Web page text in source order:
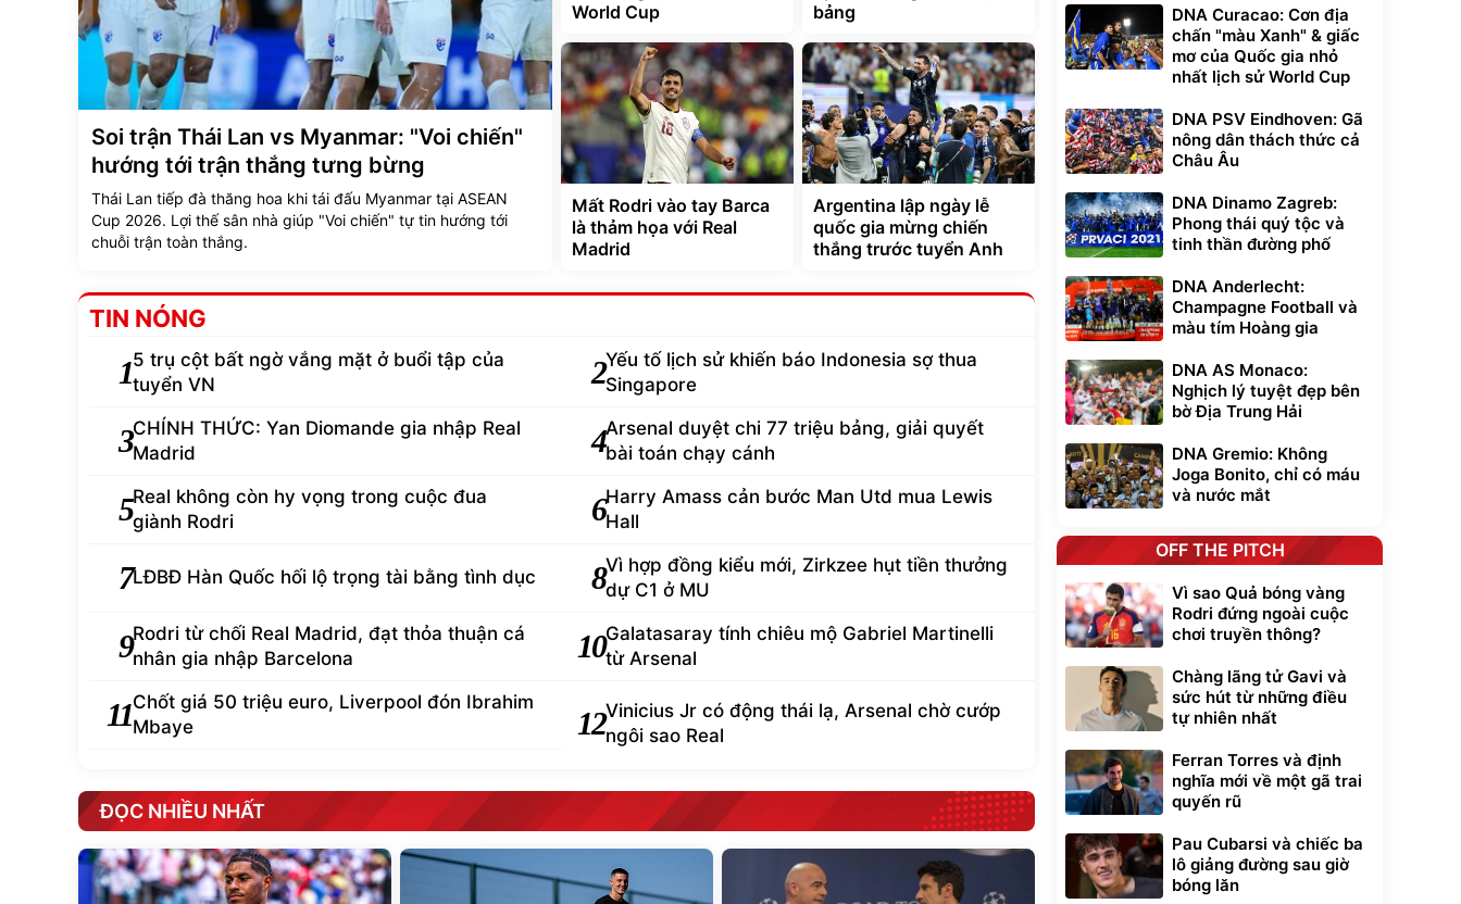
Soi trận Thái Lan vs Myanmar: "Voi chiến"
hướng tới trận thắng tưng bừng
Thái Lan tiếp đà thăng hoa khi tái đấu Myanmar tại ASEAN
Cup 2026. Lợi thế sân nhà giúp "Voi chiến" tự tin hướng tới
chuỗi trận toàn thắng.
World Cup
bảng
Mất Rodri vào tay Barca
là thảm họa với Real
Madrid
Argentina lập ngày lễ
quốc gia mừng chiến
thắng trước tuyển Anh
TIN NÓNG
15 trụ cột bất ngờ vắng mặt ở buổi tập của
tuyển VN
2Yếu tố lịch sử khiến báo Indonesia sợ thua
Singapore
3CHÍNH THỨC: Yan Diomande gia nhập Real
Madrid
4Arsenal duyệt chi 77 triệu bảng, giải quyết
bài toán chạy cánh
5Real không còn hy vọng trong cuộc đua
giành Rodri
6Harry Amass cản bước Man Utd mua Lewis
Hall
7LĐBĐ Hàn Quốc hối lộ trọng tài bằng tình dục 8Vì hợp đồng kiểu mới, Zirkzee hụt tiền thưởng
dự C1 ở MU
9Rodri từ chối Real Madrid, đạt thỏa thuận cá
nhân gia nhập Barcelona
10Galatasaray tính chiêu mộ Gabriel Martinelli
từ Arsenal
11Chốt giá 50 triệu euro, Liverpool đón Ibrahim
Mbaye
12Vinicius Jr có động thái lạ, Arsenal chờ cướp
ngôi sao Real
ĐỌC NHIỀU NHẤT
DNA Curacao: Cơn địa
chấn "màu Xanh" & giấc
mơ của Quốc gia nhỏ
nhất lịch sử World Cup
DNA PSV Eindhoven: Gã
nông dân thách thức cả
Châu Âu
DNA Dinamo Zagreb:
Phong thái quý tộc và
tinh thần đường phố
DNA Anderlecht:
Champagne Football và
màu tím Hoàng gia
DNA AS Monaco:
Nghịch lý tuyệt đẹp bên
bờ Địa Trung Hải
DNA Gremio: Không
Joga Bonito, chỉ có máu
và nước mắt
OFF THE PITCH
Vì sao Quả bóng vàng
Rodri đứng ngoài cuộc
chơi truyền thông?
Chàng lãng tử Gavi và
sức hút từ những điều
tự nhiên nhất
Ferran Torres và định
nghĩa mới về một gã trai
quyến rũ
Pau Cubarsi và chiếc ba
lô giảng đường sau giờ
bóng lăn